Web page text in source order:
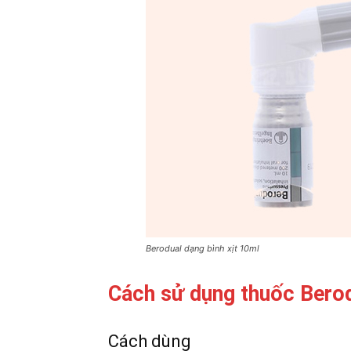
Berodual dạng bình xịt 10ml
Cách sử dụng thuốc
Cách dùng